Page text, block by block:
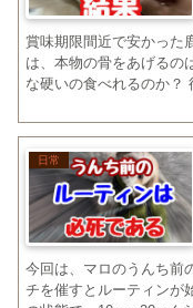
賞味期限間近で安かった
は、本物の骨をあげるの
な硬いの食べれるのか？
日常
今回は、マロのうんち前
チを催すとルーティンが